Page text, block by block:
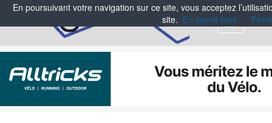
Menu
En poursuivant votre navigation sur ce site, vous acceptez
site. En savoir plus